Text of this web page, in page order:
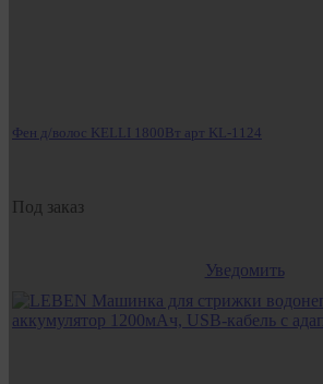
Фен д/волос KELLI 1800Вт арт KL-1124
Под заказ
Уведомить